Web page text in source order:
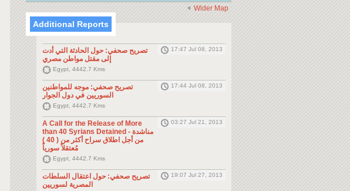
Wider Map
Additional Reports
تصريح صحفي: حول الحادثة التي أدت
إلى مقتل مواطن مصري
17:47 Jul 08, 2013
Egypt, 4442.7 Kms
تصريح صحفي: موجه للمواطنين
السوريين في دول الجوار
17:44 Jul 08, 2013
Egypt, 4442.7 Kms
A Call for the Release of More
than 40 Syrians Detained - مناشدة
من أجل اطلاق سراح أكثر من ( 40 )
مُعتقلاً سورياً
03:27 Jul 21, 2013
Egypt, 4442.7 Kms
تصريح صحفي: حول اعتقال السلطات
المصرية لسوريين
19:07 Jul 27, 2013